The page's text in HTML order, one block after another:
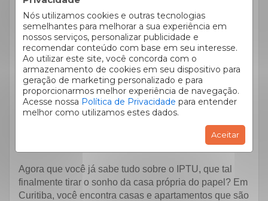
Nós utilizamos cookies e outras tecnologias
semelhantes para melhorar a sua experiência em
nossos serviços, personalizar publicidade e
recomendar conteúdo com base em seu interesse.
Ao utilizar este site, você concorda com o
armazenamento de cookies em seu dispositivo para
geração de marketing personalizado e para
proporcionarmos melhor experiência de navegação.
Acesse nossa Política de Privacidade para entender
melhor como utilizamos estes dados.
Aceitar
onde ele se encontra. Em Curitiba, você pode emitir a
segunda via da guia do IPTU clicandoaqui
Encontre o imóvel
ideal em Curitiba
Agora que você já sabe tudo sobre o IPTU, que tal
finalmente tirar o sonho da casa própria do papel? Em
Curitiba, você encontra casas e apartamentos que são